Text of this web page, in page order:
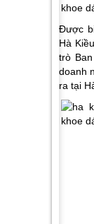
Được
Hà
trò
doanh
ra tại